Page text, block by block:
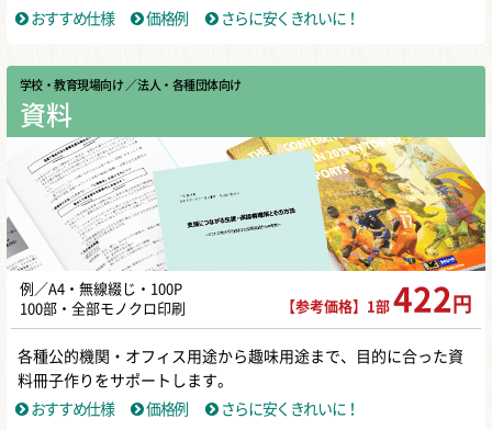
おすすめ仕様
価格例 さらに安くきれいに！
学校・教育現場向け ／ 法人・各種団体向け
資料
例／A4・無線綴じ・100P
100部・全部モノクロ印刷
【参考価格】1部 422 円
各種公的機関・オフィス用途から趣味用途まで、目的に合った資
料冊子作りをサポートします。
おすすめ仕様
価格例 さらに安くきれいに！